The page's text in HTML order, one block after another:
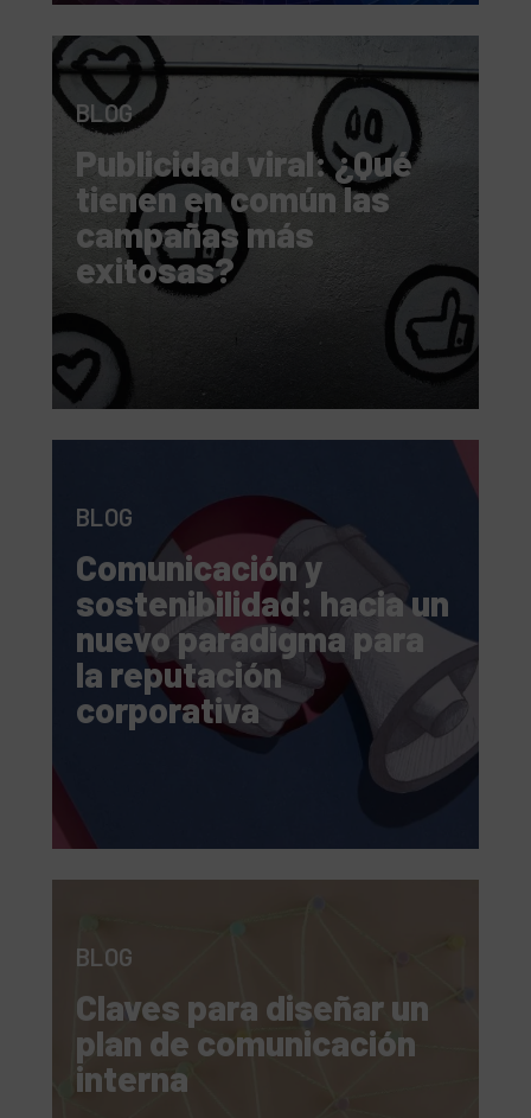
BLOG
Publicidad viral: ¿Qué
tienen en común las
campañas más
exitosas?
BLOG
Comunicación y
sostenibilidad: hacia un
nuevo paradigma para
la reputación
corporativa
BLOG
Claves para diseñar un
plan de comunicación
interna